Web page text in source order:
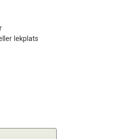
lekplats